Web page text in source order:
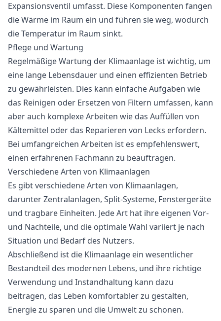
Expansionsventil umfasst. Diese Komponenten fangen
die Wärme im Raum ein und führen sie weg, wodurch
die Temperatur im Raum sinkt.
Pflege und Wartung
Regelmäßige Wartung der Klimaanlage ist wichtig, um
eine lange Lebensdauer und einen effizienten Betrieb
zu gewährleisten. Dies kann einfache Aufgaben wie
das Reinigen oder Ersetzen von Filtern umfassen, kann
aber auch komplexe Arbeiten wie das Auffüllen von
Kältemittel oder das Reparieren von Lecks erfordern.
Bei umfangreichen Arbeiten ist es empfehlenswert,
einen erfahrenen Fachmann zu beauftragen.
Verschiedene Arten von Klimaanlagen
Es gibt verschiedene Arten von Klimaanlagen,
darunter Zentralanlagen, Split-Systeme, Fenstergeräte
und tragbare Einheiten. Jede Art hat ihre eigenen Vor-
und Nachteile, und die optimale Wahl variiert je nach
Situation und Bedarf des Nutzers.
Abschließend ist die Klimaanlage ein wesentlicher
Bestandteil des modernen Lebens, und ihre richtige
Verwendung und Instandhaltung kann dazu
beitragen, das Leben komfortabler zu gestalten,
Energie zu sparen und die Umwelt zu schonen.